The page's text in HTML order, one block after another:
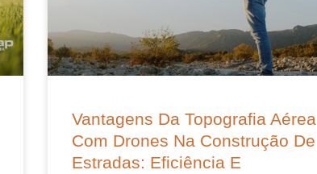
Vantagens Da Topografia Aérea
Com Drones Na Construção De
Estradas: Eficiência E